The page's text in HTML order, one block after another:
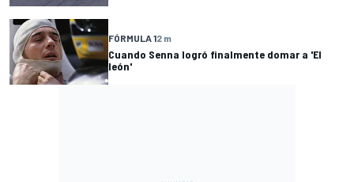
FÓRMULA 12 m
Cuando Senna logró finalmente domar a 'El
león'